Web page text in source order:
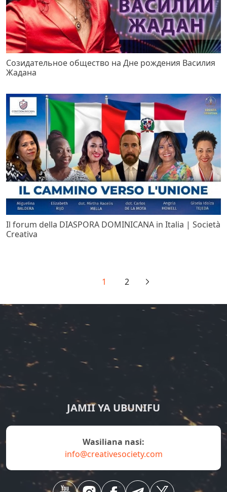
Созидательное общество на Дне рождения Василия
Жадана
Il forum della DIASPORA DOMINICANA in Italia | Società
Creativa
1 2
JAMII YA UBUNIFU
Wasiliana nasi:
info@creativesociety.com